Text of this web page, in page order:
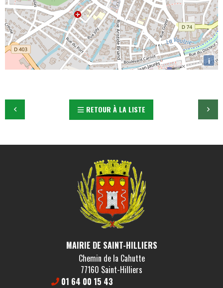
i
RETOUR À LA LISTE
MAIRIE DE SAINT-HILLIERS
Chemin de la Cahutte
77160 Saint-Hilliers
01 64 00 15 43